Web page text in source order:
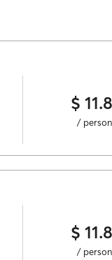
$
/
$
/